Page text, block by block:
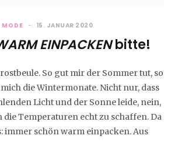
MODE 15. JANUAR 2020
EINPACKENbitte!
So gut mir der Sommer tut, so
die Wintermonate. Nicht nur, dass
Licht und der Sonne leide, nein,
die Temperaturen echt zu schaffen. Da
immer schön warm einpacken. Aus